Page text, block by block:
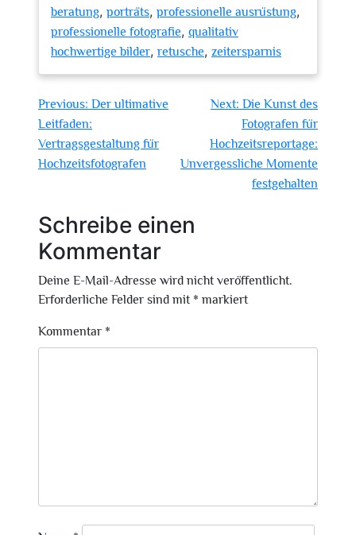
beratung, porträts, professionelle ausrüstung,
professionelle fotografie, qualitativ
hochwertige bilder, retusche, zeitersparnis
Beitragsnavigation
Previous: Der ultimative
Leitfaden:
Vertragsgestaltung für
Hochzeitsfotografen
Next: Die Kunst des
Fotografen für
Hochzeitsreportage:
Unvergessliche Momente
festgehalten
Schreibe einen
Kommentar
Deine E-Mail-Adresse wird nicht veröffentlicht.
Erforderliche Felder sind mit * markiert
Kommentar *